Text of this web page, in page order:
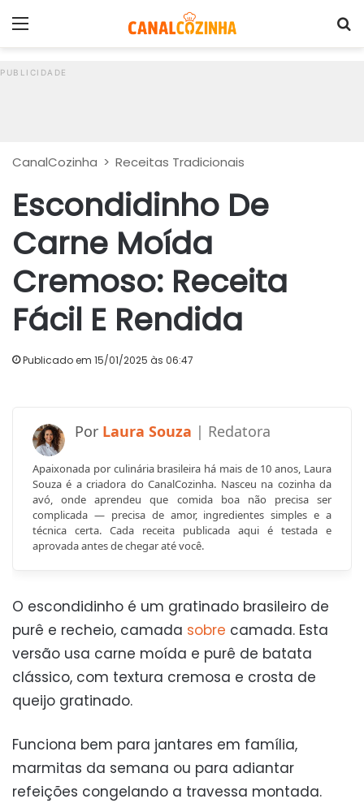
Menu
CanalCozinha > Receitas Tradicionais
Escondidinho De
Carne Moída
Cremoso: Receita
Fácil E Rendida
Publicado em 15/01/2025 às 06:47
Laura Souza
Apaixonada por culinária brasileira há mais de 10 anos, Laura
Souza é a criadora do CanalCozinha. Nasceu na cozinha da
avó, onde aprendeu que comida boa não precisa ser
complicada — precisa de amor, ingredientes simples e a
técnica certa. Cada receita publicada aqui é testada e
aprovada antes de chegar até você.
O escondidinho é um gratinado brasileiro de
purê e recheio, camada sobre camada. Esta
versão usa carne moída e purê de batata
clássico, com textura cremosa e crosta de
queijo gratinado.
Funciona bem para jantares em família,
marmitas da semana ou para adiantar
refeições congelando a travessa montada.